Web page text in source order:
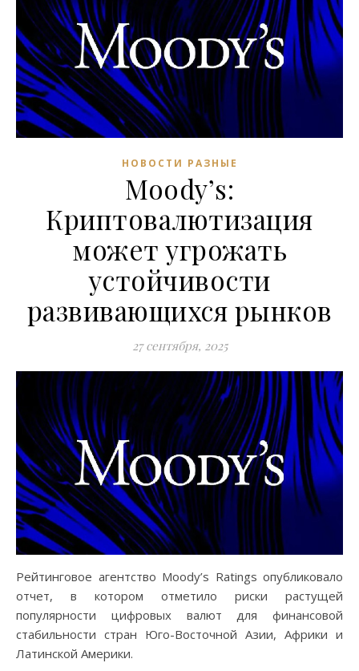
НОВОСТИ РАЗНЫЕ
Moody’s:
Криптовалютизация
может угрожать
устойчивости
развивающихся рынков
27 сентября, 2025
Рейтинговое агентство Moody’s Ratings опубликовало
отчет, в котором отметило риски растущей
популярности цифровых валют для финансовой
стабильности стран Юго-Восточной Азии, Африки и
Латинской Америки.